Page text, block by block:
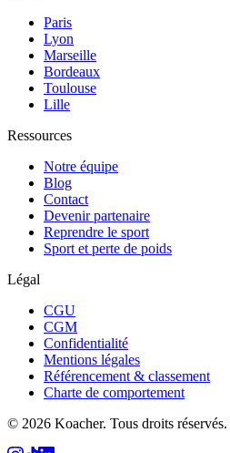
Paris
Lyon
Marseille
Bordeaux
Toulouse
Lille
Ressources
Notre équipe
Blog
Contact
Devenir partenaire
Reprendre le sport
Sport et perte de poids
Légal
CGU
CGM
Confidentialité
Mentions légales
Référencement & classement
Charte de comportement
© 2026 Koacher. Tous droits réservés.